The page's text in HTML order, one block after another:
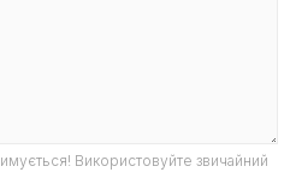
Використовуйте звичайний